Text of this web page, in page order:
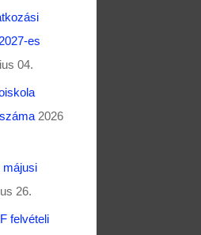
es
04.
2026
májusi
26.
felvételi